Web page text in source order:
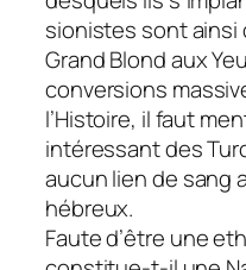
sionistes sont ainsi
Grand Blond aux
conversions
l’Histoire, il faut
intéressant des
aucun lien de sang
hébreux.
Faute d’être une